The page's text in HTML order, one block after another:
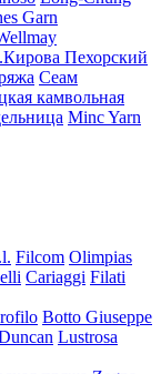
Garn
Пехорский
Сеам
камвольная
Minc Yarn
Filcom Olimpias
Cariaggi Filati
Botto Giuseppe
Lustrosa